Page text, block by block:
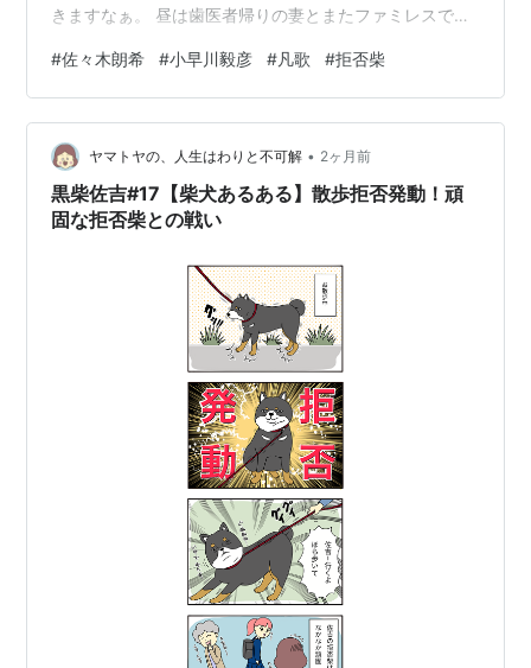
きますなぁ。 昼は歯医者帰りの妻とまたファミレスで白
を片付ける。 夜は豚の生姜焼きと白ワイン。 夏西日 て
こでも動かぬ 柴犬に 西郷どんもまた 犬に委ねて お題は
『熱』 動かなくなった柴犬を『拒否柴』というらしい。
#佐々木朗希 #小早川毅彦 #凡歌 #拒否柴
ヤマトヤの、人生はわりと不可解 • 2ヶ月前
黒柴佐吉#17【柴犬あるある】散歩拒否発動！頑
固な拒否柴との戦い